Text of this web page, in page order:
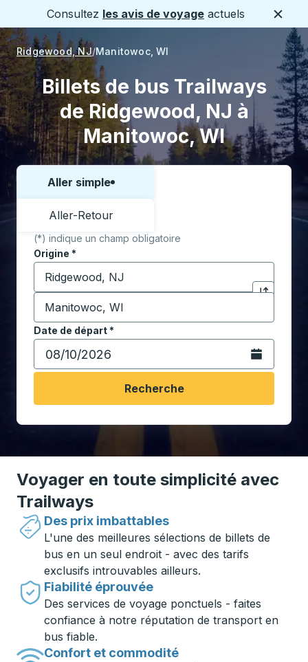
Consultez les avis de voyage actuels
Ridgewood, NJ Manitowoc, WI
Billets de bus Trailways
de Ridgewood, NJ à
Manitowoc, WI
Choisissez un sens ou un aller-retour:
Aller simple
Aller-Retour
(*) indique un champ obligatoire
Origine *
Commencez à saisir la ville d'origine pour ouvrir
Cliquez
Destination*
Commencez à saisir la ville de destination pour
Date de départ*
Tapez la date au format date Barre oblique du mois à
Ouvrez le
Recherche
Voyager en toute simplicité avec
Trailways
Des prix imbattables
L'une des meilleures sélections de billets de
bus en un seul endroit - avec des tarifs
exclusifs introuvables ailleurs.
Fiabilité éprouvée
Des services de voyage ponctuels - faites
confiance à notre réputation de transport en
bus fiable.
Confort et commodité